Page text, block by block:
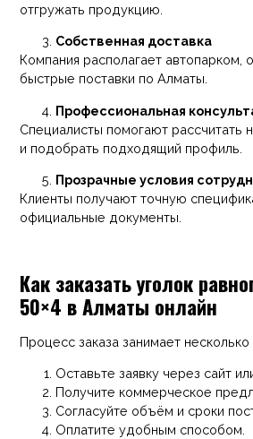
отгружать продукцию.
Собственная доставка
Компания располагает автопарком,
быстрые поставки по Алматы.
Профессиональная
Специалисты помогают
и подобрать подходящий профиль.
Прозрачные условия
Клиенты получают точную
официальные документы.
Как заказать уголок
50×4 в Алматы онлайн
Процесс заказа занимает несколько
Оставьте заявку через сайт
Получите коммерческое
Согласуйте объём и сроки
Оплатите удобным способом.